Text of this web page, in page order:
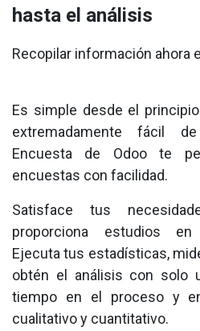
hasta el análisis
Recopilar información ahora
Es simple desde el
extremadamente fácil
Encuesta de Odoo te
encuestas con facilidad.
Satisface tus
proporciona estudios en
Ejecuta tus estadísticas,
obtén el análisis con solo
tiempo en el proceso y
cualitativo y cuantitativo.